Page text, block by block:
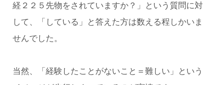
経２２５先物をされていますか？」という質問に対
して、「している」と答えた方は数える程しかいま
せんでした。
当然、「経験したことがないこと＝難しい」という